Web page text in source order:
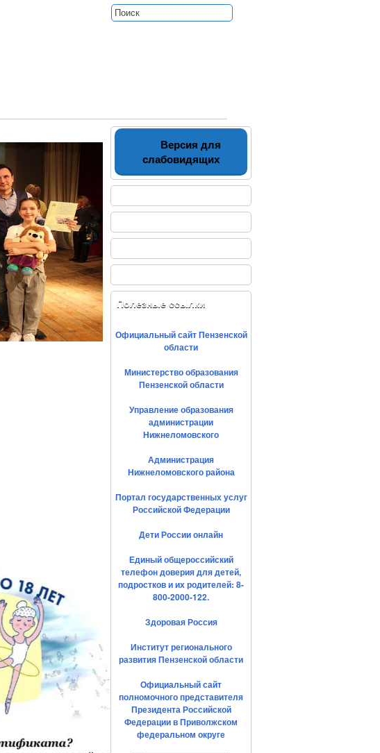
ПЛАТНЫХ ОБРАЗОВАТЕЛЬНЫХ УСЛУГ
(НАДЗОР) В СФЕРЕ ОБРАЗОВАНИЯ
ОВЗ И ФГОС О УО
Версия для
слабовидящих
Полезные ссылки
Официальный сайт Пензенской
области
Министерство образования
Пензенской области
Управление образования
администрации
Нижнеломовского
Администрация
Нижнеломовского района
Портал государственных услуг
Российской Федерации
Дети России онлайн
Единый общероссийский
телефон доверия для детей,
подростков и их родителей: 8-
800-2000-122.
Здоровая Россия
Институт регионального
развития Пензенской области
Официальный сайт
полномочного представителя
Президента Российской
Федерации в Приволжском
федеральном округе